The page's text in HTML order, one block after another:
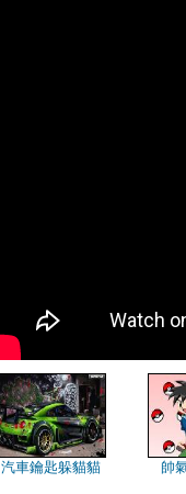
汽車鑰匙躲貓貓 帥